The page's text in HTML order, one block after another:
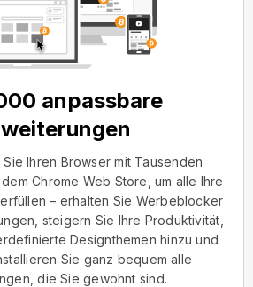
anpassbare
Ihren Browser mit Tausenden
Chrome Web Store, um alle Ihre
– erhalten Sie Werbeblocker
steigern Sie Ihre Produktivität,
Designthemen hinzu und
Sie ganz bequem alle
die Sie gewohnt sind.